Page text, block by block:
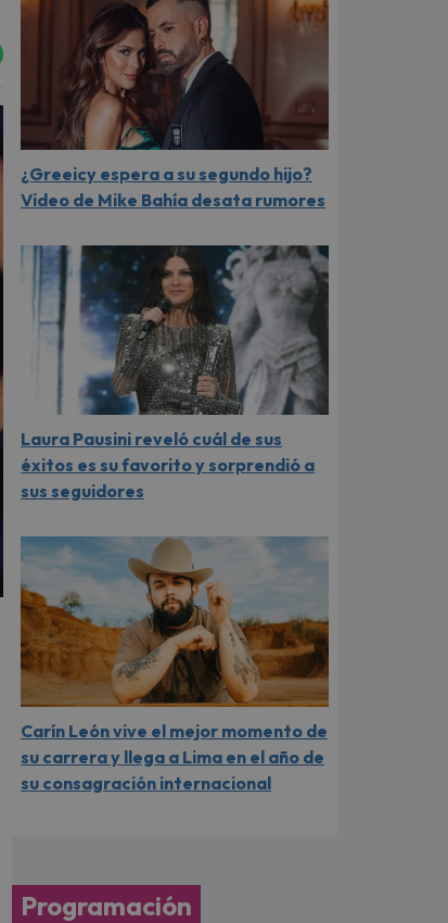
¿Greeicy espera a su segundo hijo?
Video de Mike Bahía desata rumores
Laura Pausini reveló cuál de sus
éxitos es su favorito y sorprendió a
sus seguidores
Carín León vive el mejor momento de
su carrera y llega a Lima en el año de
su consagración internacional
Programación